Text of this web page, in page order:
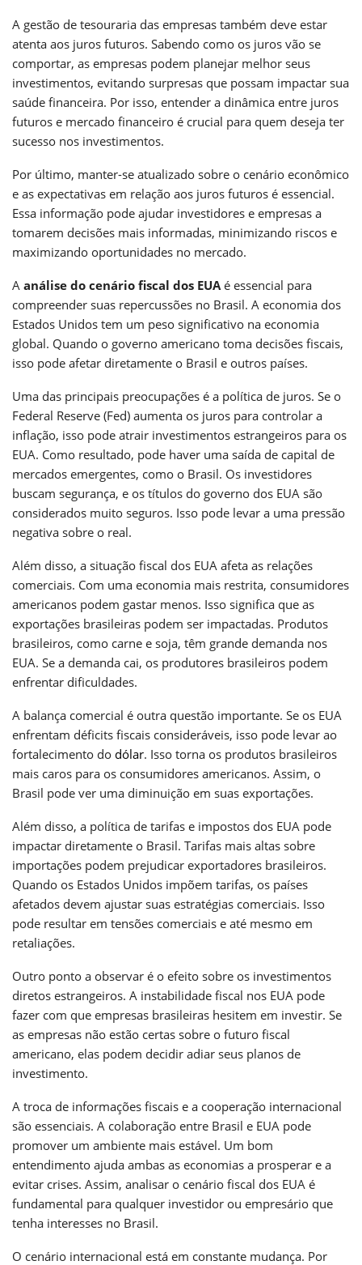
A gestão de tesouraria das empresas também deve estar
atenta aos juros futuros. Sabendo como os juros vão se
comportar, as empresas podem planejar melhor seus
investimentos, evitando surpresas que possam impactar sua
saúde financeira. Por isso, entender a dinâmica entre juros
futuros e mercado financeiro é crucial para quem deseja ter
sucesso nos investimentos.
Por último, manter-se atualizado sobre o cenário econômico
e as expectativas em relação aos juros futuros é essencial.
Essa informação pode ajudar investidores e empresas a
tomarem decisões mais informadas, minimizando riscos e
maximizando oportunidades no mercado.
A análise do cenário fiscal dos EUA é essencial para
compreender suas repercussões no Brasil. A economia dos
Estados Unidos tem um peso significativo na economia
global. Quando o governo americano toma decisões fiscais,
isso pode afetar diretamente o Brasil e outros países.
Uma das principais preocupações é a política de juros. Se o
Federal Reserve (Fed) aumenta os juros para controlar a
inflação, isso pode atrair investimentos estrangeiros para os
EUA. Como resultado, pode haver uma saída de capital de
mercados emergentes, como o Brasil. Os investidores
buscam segurança, e os títulos do governo dos EUA são
considerados muito seguros. Isso pode levar a uma pressão
negativa sobre o real.
Além disso, a situação fiscal dos EUA afeta as relações
comerciais. Com uma economia mais restrita, consumidores
americanos podem gastar menos. Isso significa que as
exportações brasileiras podem ser impactadas. Produtos
brasileiros, como carne e soja, têm grande demanda nos
EUA. Se a demanda cai, os produtores brasileiros podem
enfrentar dificuldades.
A balança comercial é outra questão importante. Se os EUA
enfrentam déficits fiscais consideráveis, isso pode levar ao
fortalecimento do dólar. Isso torna os produtos brasileiros
mais caros para os consumidores americanos. Assim, o
Brasil pode ver uma diminuição em suas exportações.
Além disso, a política de tarifas e impostos dos EUA pode
impactar diretamente o Brasil. Tarifas mais altas sobre
importações podem prejudicar exportadores brasileiros.
Quando os Estados Unidos impõem tarifas, os países
afetados devem ajustar suas estratégias comerciais. Isso
pode resultar em tensões comerciais e até mesmo em
retaliações.
Outro ponto a observar é o efeito sobre os investimentos
diretos estrangeiros. A instabilidade fiscal nos EUA pode
fazer com que empresas brasileiras hesitem em investir. Se
as empresas não estão certas sobre o futuro fiscal
americano, elas podem decidir adiar seus planos de
investimento.
A troca de informações fiscais e a cooperação internacional
são essenciais. A colaboração entre Brasil e EUA pode
promover um ambiente mais estável. Um bom
entendimento ajuda ambas as economias a prosperar e a
evitar crises. Assim, analisar o cenário fiscal dos EUA é
fundamental para qualquer investidor ou empresário que
tenha interesses no Brasil.
O cenário internacional está em constante mudança. Por